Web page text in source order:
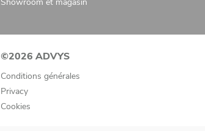
Showroom et magasin
©2026 ADVYS
Conditions générales
Privacy
Cookies